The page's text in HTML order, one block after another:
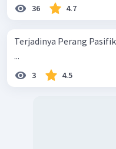
36 4.7
Terjadinya Perang
...
3 4.5